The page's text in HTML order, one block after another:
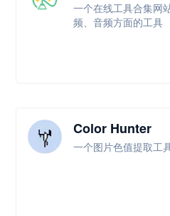
一个在线工具合集网
频、音频方面的工具
Color Hunter
一个图片色值提取工